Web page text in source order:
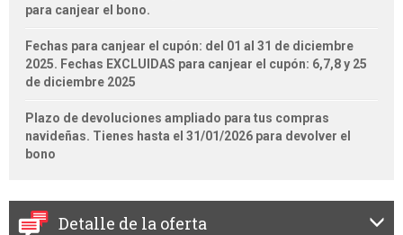
para canjear el bono.
Fechas para canjear el cupón: del 01 al 31 de diciembre
2025. Fechas EXCLUIDAS para canjear el cupón: 6,7,8 y 25
de diciembre 2025
Plazo de devoluciones ampliado para tus compras
navideñas. Tienes hasta el 31/01/2026 para devolver el
bono
Detalle de la oferta